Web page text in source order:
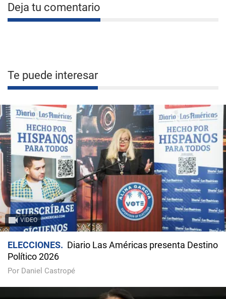
Deja tu comentario
Te puede interesar
VIDEO
ELECCIONES
Diario Las Américas presenta Destino
Político 2026
Por Daniel Castropé